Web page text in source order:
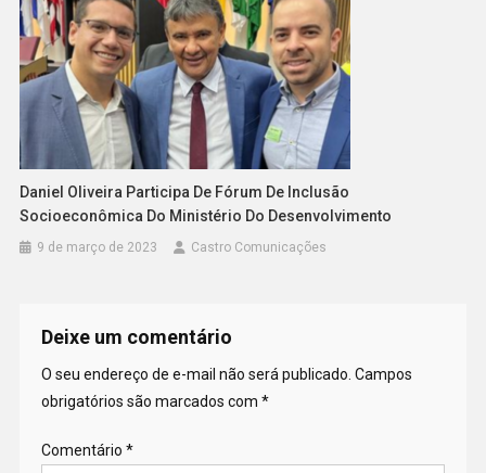
Daniel Oliveira Participa De Fórum De Inclusão
Socioeconômica Do Ministério Do Desenvolvimento
9 de março de 2023 Castro Comunicações
Deixe um comentário
O seu endereço de e-mail não será publicado. Campos
obrigatórios são marcados com *
Comentário *